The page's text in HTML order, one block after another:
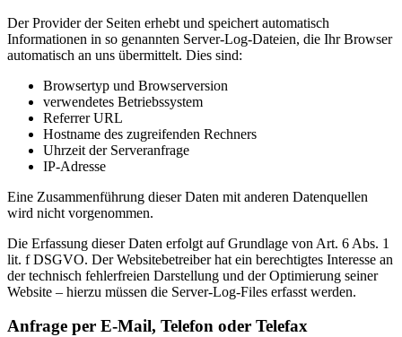
Der Provider der Seiten erhebt und speichert automatisch
Informationen in so genannten Server-Log-Dateien, die Ihr Browser
automatisch an uns übermittelt. Dies sind:
Browsertyp und Browserversion
verwendetes Betriebssystem
Referrer URL
Hostname des zugreifenden Rechners
Uhrzeit der Serveranfrage
IP-Adresse
Eine Zusammenführung dieser Daten mit anderen Datenquellen
wird nicht vorgenommen.
Die Erfassung dieser Daten erfolgt auf Grundlage von Art. 6 Abs. 1
lit. f DSGVO. Der Websitebetreiber hat ein berechtigtes Interesse an
der technisch fehlerfreien Darstellung und der Optimierung seiner
Website – hierzu müssen die Server-Log-Files erfasst werden.
Anfrage per E-Mail, Telefon oder Telefax